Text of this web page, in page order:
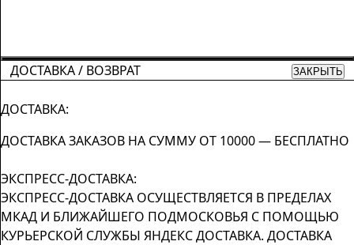
ДОСТАВКА / ВОЗВРАТ ЗАКРЫТЬ
ДОСТАВКА:
ДОСТАВКА ЗАКАЗОВ НА СУММУ ОТ 10000 — БЕСПЛАТНО
ЭКСПРЕСС-ДОСТАВКА:
ЭКСПРЕСС-ДОСТАВКА ОСУЩЕСТВЛЯЕТСЯ В ПРЕДЕЛАХ
МКАД И БЛИЖАЙШЕГО ПОДМОСКОВЬЯ С ПОМОЩЬЮ
КУРЬЕРСКОЙ СЛУЖБЫ ЯНДЕКС ДОСТАВКА. ДОСТАВКА